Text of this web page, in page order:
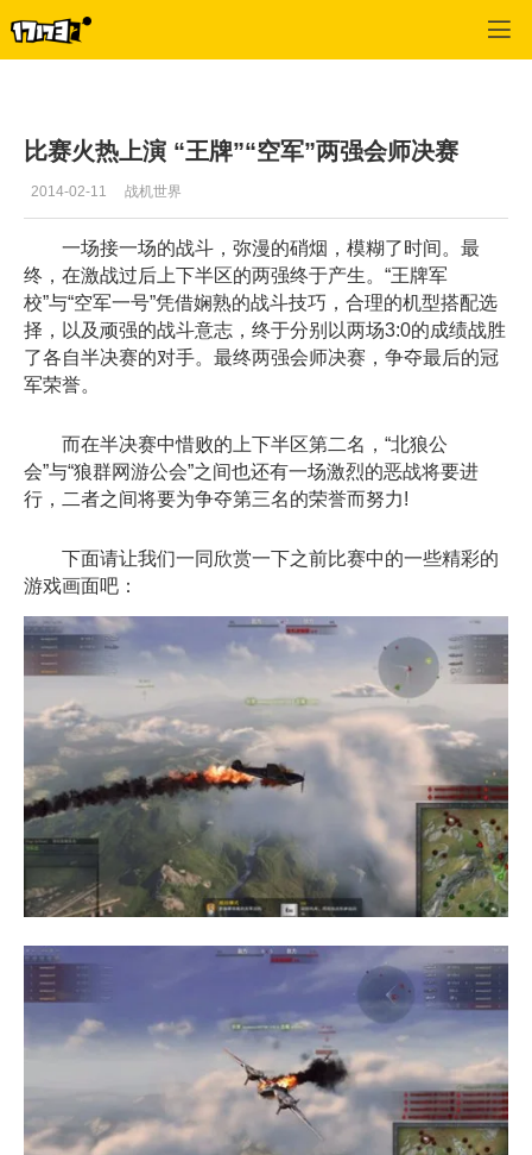
比赛火热上演 “王牌”“空军”两强会师决赛
2014-02-11 战机世界
一场接一场的战斗，弥漫的硝烟，模糊了时间。最
终，在激战过后上下半区的两强终于产生。“王牌军
校”与“空军一号”凭借娴熟的战斗技巧，合理的机型搭配选
择，以及顽强的战斗意志，终于分别以两场3:0的成绩战胜
了各自半决赛的对手。最终两强会师决赛，争夺最后的冠
军荣誉。
而在半决赛中惜败的上下半区第二名，“北狼公
会”与“狼群网游公会”之间也还有一场激烈的恶战将要进
行，二者之间将要为争夺第三名的荣誉而努力!
下面请让我们一同欣赏一下之前比赛中的一些精彩的
游戏画面吧：